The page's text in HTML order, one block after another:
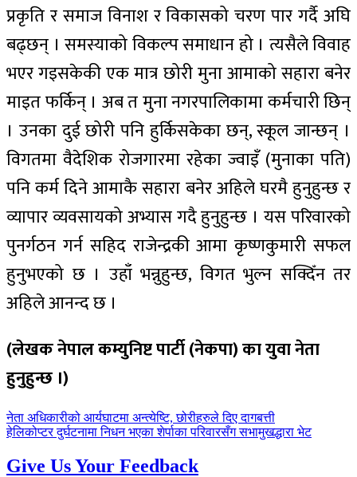
प्रकृति र समाज विनाश र विकासको चरण पार गर्दै अघि
बढ्छन् । समस्याको विकल्प समाधान हो । त्यसैले विवाह
भएर गइसकेकी एक मात्र छोरी मुना आमाको सहारा बनेर
माइत फर्किन् । अब त मुना नगरपालिकामा कर्मचारी छिन्
। उनका दुई छोरी पनि हुर्किसकेका छन्, स्कूल जान्छन् ।
विगतमा वैदेशिक रोजगारमा रहेका ज्वाइँ (मुनाका पति)
पनि कर्म दिने आमाकै सहारा बनेर अहिले घरमै हुनुहुन्छ र
व्यापार व्यवसायको अभ्यास गदै हुनुहुन्छ । यस परिवारको
पुनर्गठन गर्न सहिद राजेन्द्रकी आमा कृष्णकुमारी सफल
हुनुभएको छ । उहाँ भन्नुहुन्छ, विगत भुल्न सक्दिँन तर
अहिले आनन्द छ ।
(लेखक नेपाल कम्युनिष्ट पार्टी (नेकपा) का युवा नेता
हुनुहुन्छ ।)
पछिल्लाे
-
नेता अधिकारीको आर्यघाटमा अन्त्येष्टि, छोरीहरुले दिए दागबत्ती
अघिल्लाे
हेलिकोप्टर दुर्घटनामा निधन भएका शेर्पाका परिवारसँग सभामुखद्धारा भेट
Give Us Your Feedback